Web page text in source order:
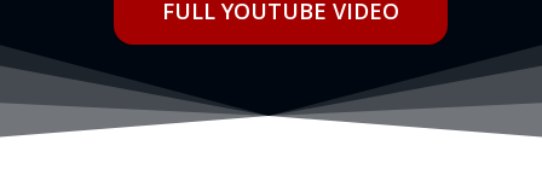
FULL YOUTUBE VIDEO